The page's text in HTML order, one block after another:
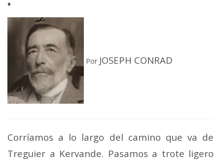
♦
Por JOSEPH CONRAD
Corríamos a lo largo del camino que va de
Treguier a Kervande. Pasamos a trote ligero